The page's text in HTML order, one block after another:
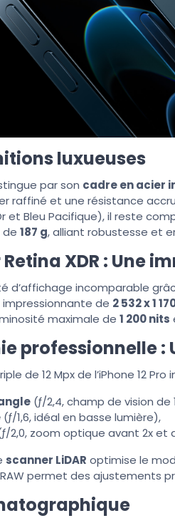
luxueuses
par son cadre en acier
raffiné et une résistance
et Bleu Pacifique), il reste
de 187 g, alliant robustesse et
XDR : Une
d’affichage incomparable
de 2 532 x 1
maximale de 1 200 nits
professionnelle
de 12 Mpx de l’iPhone 12 Pro
(ƒ/2,4, champ de vision de
(ƒ/1,6, idéal en basse lumière),
2,0, zoom optique avant 2x et
scanner LiDAR optimise le
permet des ajustements